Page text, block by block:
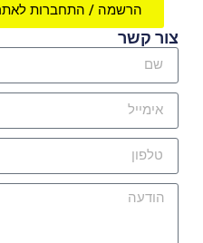
הרשמה / התחברות לאתר
צור קשר